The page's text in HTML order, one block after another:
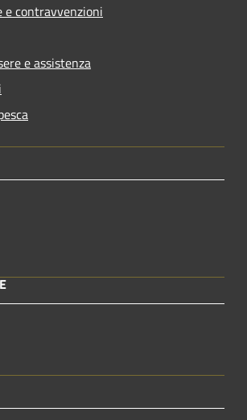
e contravvenzioni
e assistenza